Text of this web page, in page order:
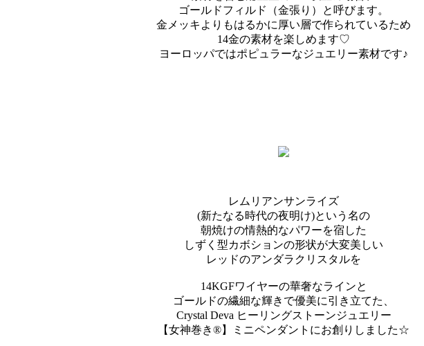
ゴールドフィルド（金張り）と呼びます。
金メッキよりもはるかに厚い層で作られているため
14金の素材を楽しめます♡
ヨーロッパではポピュラーなジュエリー素材です♪
レムリアンサンライズ
(新たなる時代の夜明け)という名の
朝焼けの情熱的なパワーを宿した
しずく型カボションの形状が大変美しい
レッドのアンダラクリスタルを
14KGFワイヤーの華奢なラインと
ゴールドの繊細な輝きで優美に引き立てた、
Crystal Deva ヒーリングストーンジュエリー
【女神巻き®】ミニペンダントにお創りしました☆